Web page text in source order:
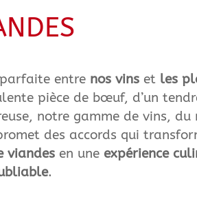
parfaite entre nos vins et les
pièce de bœuf, d’un
notre gamme de vins, du
des accords qui
viandes en une expérience
.